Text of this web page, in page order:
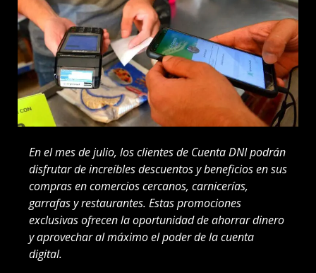
En el mes de julio, los clientes de Cuenta DNI podrán
disfrutar de increíbles descuentos y beneficios en sus
compras en comercios cercanos, carnicerías,
garrafas y restaurantes. Estas promociones
exclusivas ofrecen la oportunidad de ahorrar dinero
y aprovechar al máximo el poder de la cuenta
digital.